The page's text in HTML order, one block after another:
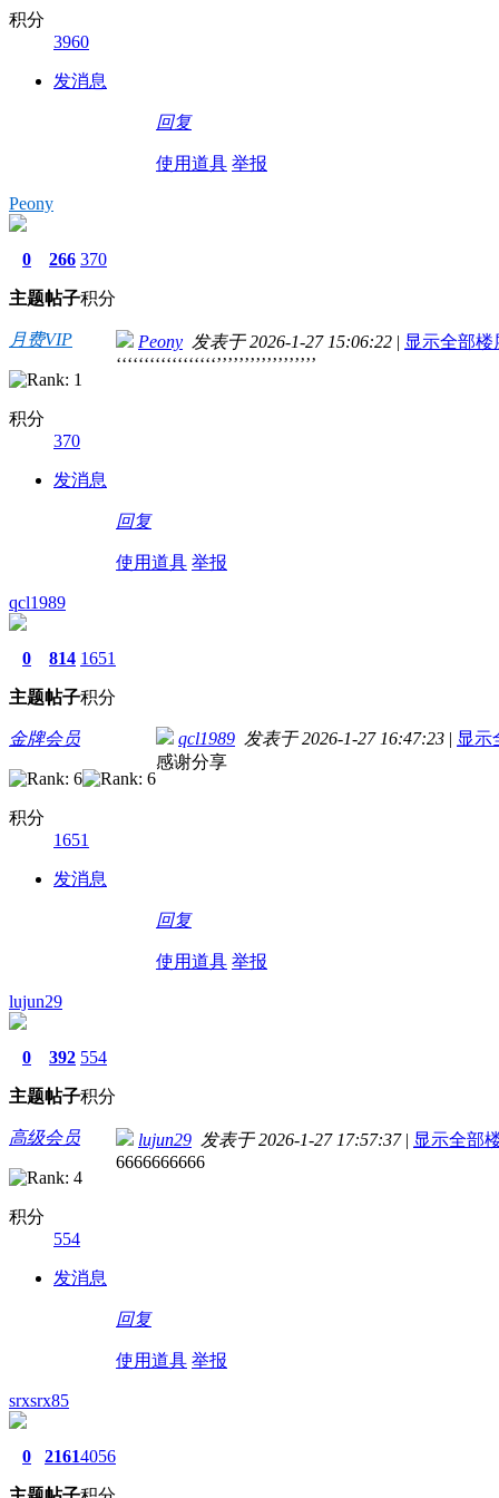
积分
3960
发消息
回复
使用道具 举报
Peony
0
主题
266
帖子
370
积分
月费VIP
积分
370
发消息
Peony 发表于 2026-1-27 15:06:22 | 显示全部楼
‘‘‘‘‘‘‘‘‘‘‘‘‘‘‘‘‘‘’’’’’’’’’’’’’’’’’’
回复
使用道具 举报
qcl1989
0
主题
814
帖子
1651
积分
金牌会员
积分
1651
发消息
qcl1989 发表于 2026-1-27 16:47:23 | 显示
感谢分享
回复
使用道具 举报
lujun29
0
主题
392
帖子
554
积分
高级会员
积分
554
发消息
lujun29 发表于 2026-1-27 17:57:37 | 显示全部
6666666666
回复
使用道具 举报
srxsrx85
0 21614056